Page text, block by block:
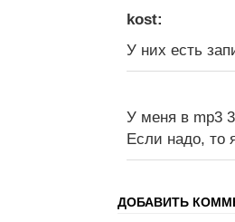
kost:
У них есть
У меня в mp3
Если надо, то
ДОБАВИТЬ